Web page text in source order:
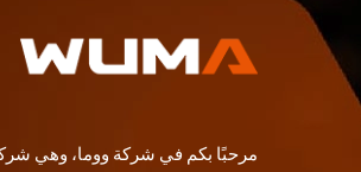
مرحبًا بكم في شركة ووما، وهي